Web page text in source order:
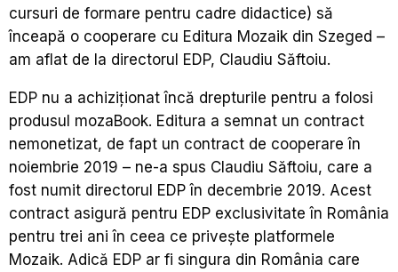
cursuri de formare pentru cadre didactice) să
înceapă o cooperare cu Editura Mozaik din Szeged –
am aflat de la directorul EDP, Claudiu Săftoiu.
EDP nu a achiziționat încă drepturile pentru a folosi
produsul mozaBook. Editura a semnat un contract
nemonetizat, de fapt un contract de cooperare în
noiembrie 2019 – ne-a spus Claudiu Săftoiu, care a
fost numit directorul EDP în decembrie 2019. Acest
contract asigură pentru EDP exclusivitate în România
pentru trei ani în ceea ce privește platformele
Mozaik. Adică EDP ar fi singura din România care